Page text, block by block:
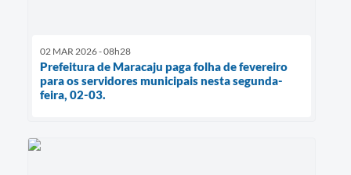
02 MAR 2026 - 08h28
Prefeitura de Maracaju paga folha de fevereiro
para os servidores municipais nesta segunda-
feira, 02-03.